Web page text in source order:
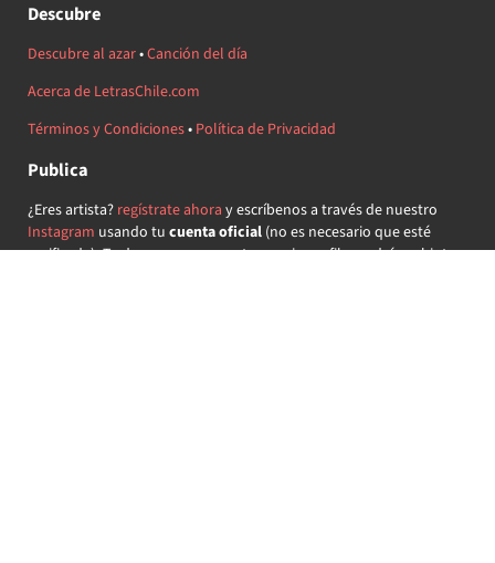
Descubre
Descubre al azar•Canción del día
Acerca de LetrasChile.com
Términos y Condiciones• Política de Privacidad
Publica
¿Eres artista? regístrate ahora y escríbenos a través de nuestro
Instagram usando tu cuenta oficial(no es necesario que esté
verificada) ¡Te daremos acceso a tu propio perfil y podrás subir tus